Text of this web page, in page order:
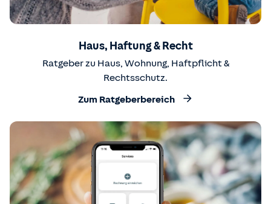
Haus, Haftung & Recht
Ratgeber zu Haus, Wohnung, Haftpflicht &
Rechtsschutz.
Zum Ratgeberbereich